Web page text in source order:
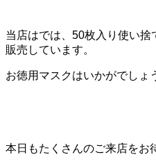
当店はでは、50枚入り使い
販売しています。
お徳用マスクはいかがでしょ
本日もたくさんのご来店をお